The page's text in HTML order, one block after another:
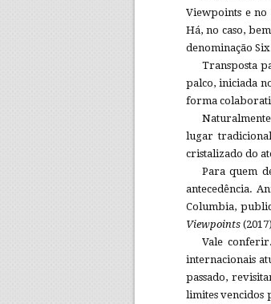
Viewpoints e
Há, no caso,
denominação
Transposta
palco, iniciada
forma
lugar
cristalizado do
Para quem
antecedência.
Columbia,
Viewpoints
Vale
internacionais
passado,
limites vencidos